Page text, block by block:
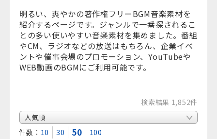
明るい、爽やかの著作権フリーBGM音楽素材を
紹介するページです。ジャンルで一番探されるこ
との多い使いやすい音楽素材を集めました。番組
やCM、ラジオなどの放送はもちろん、企業イベ
ントや催事会場のプロモーション、YouTubeや
WEB動画のBGMにご利用可能です。
検索結果 1,852件
表示件数： 10 30 50 100